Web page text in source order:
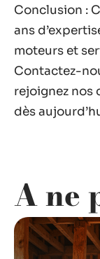
Conclusion :
ans
moteurs et
Contactez-
rejoignez nos
dès
A ne